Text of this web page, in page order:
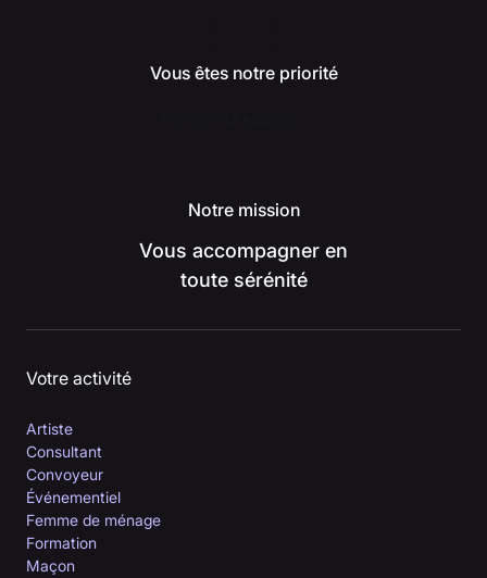
Vous êtes notre priorité
Notre mission
Vous accompagner en
toute sérénité
Votre activité
Artiste
Consultant
Convoyeur
Événementiel
Femme de ménage
Formation
Maçon